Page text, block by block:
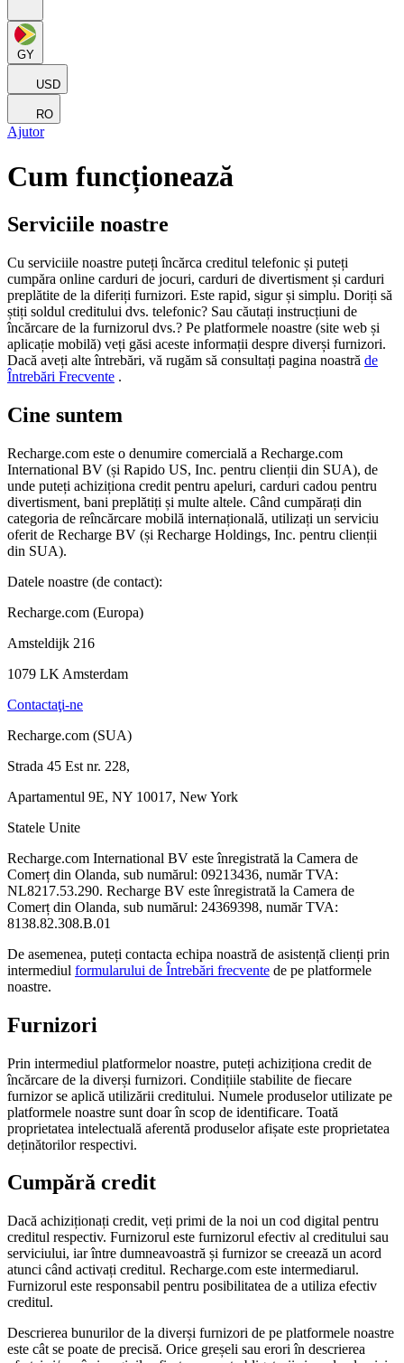
GY
USD
RO
Ajutor
Cum funcționează
Serviciile noastre
Cu serviciile noastre puteți încărca creditul telefonic și puteți
cumpăra online carduri de jocuri, carduri de divertisment și carduri
preplătite de la diferiți furnizori. Este rapid, sigur și simplu. Doriți să
știți soldul creditului dvs. telefonic? Sau căutați instrucțiuni de
încărcare de la furnizorul dvs.? Pe platformele noastre (site web și
aplicație mobilă) veți găsi aceste informații despre diverși furnizori.
Dacă aveți alte întrebări, vă rugăm să consultați pagina noastră de
Întrebări Frecvente .
Cine suntem
Recharge.com este o denumire comercială a Recharge.com
International BV (și Rapido US, Inc. pentru clienții din SUA), de
unde puteți achiziționa credit pentru apeluri, carduri cadou pentru
divertisment, bani preplătiți și multe altele. Când cumpărați din
categoria de reîncărcare mobilă internațională, utilizați un serviciu
oferit de Recharge BV (și Recharge Holdings, Inc. pentru clienții
din SUA).
Datele noastre (de contact):
Recharge.com (Europa)
Amsteldijk 216
1079 LK Amsterdam
Contactaţi-ne
Recharge.com (SUA)
Strada 45 Est nr. 228,
Apartamentul 9E, NY 10017, New York
Statele Unite
Recharge.com International BV este înregistrată la Camera de
Comerț din Olanda, sub numărul: 09213436, număr TVA:
NL8217.53.290. Recharge BV este înregistrată la Camera de
Comerț din Olanda, sub numărul: 24369398, număr TVA:
8138.82.308.B.01
De asemenea, puteți contacta echipa noastră de asistență clienți prin
intermediul formularului de Întrebări frecvente de pe platformele
noastre.
Furnizori
Prin intermediul platformelor noastre, puteți achiziționa credit de
încărcare de la diverși furnizori. Condițiile stabilite de fiecare
furnizor se aplică utilizării creditului. Numele produselor utilizate pe
platformele noastre sunt doar în scop de identificare. Toată
proprietatea intelectuală aferentă produselor afișate este proprietatea
deținătorilor respectivi.
Cumpără credit
Dacă achiziționați credit, veți primi de la noi un cod digital pentru
creditul respectiv. Furnizorul este furnizorul efectiv al creditului sau
serviciului, iar între dumneavoastră și furnizor se creează un acord
atunci când activați creditul. Recharge.com este intermediarul.
Furnizorul este responsabil pentru posibilitatea de a utiliza efectiv
creditul.
Descrierea bunurilor de la diverși furnizori de pe platformele noastre
este cât se poate de precisă. Orice greșeli sau erori în descrierea